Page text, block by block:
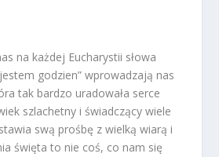
na każdej Eucharystii słowa
godzien” wprowadzają nas
tak bardzo uradowała serce
szlachetny i świadczący wiele
swą prośbę z wielką wiarą i
święta to nie coś, co nam się